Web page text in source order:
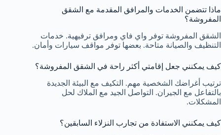
ماذا تتضمن الخدمات والمرافق المقدمة مع الشقق
المفروشة؟
الشقق المفروشة توفر واي فاي ومرافق ترفيهية. خدمات
التنظيف والصيانة متاحة. بعضها توفر مواقف سيارات وأمان.
كيف يمكنني جعل إقامتي أكثر راحة في الشقق المفروشة؟
ترتيب أغراضك الشخصية مهم. التكيف مع البيئة الجديدة
بالتفاعل مع الجيران. التواصل الجيد مع الملاك لحل
المشكلات.
كيف يمكنني الاستفادة من تجارب النزلاء السابقين؟